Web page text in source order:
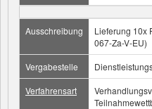
Ausschreibung
Lieferung 10x
067-Za-V-EU)
Vergabestelle
Verfahrensart